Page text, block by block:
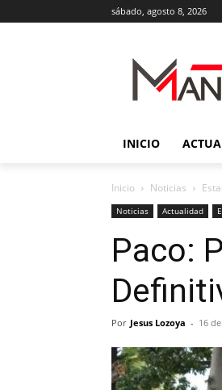
sábado, agosto 8, 2026
INICIO
Inicio Noticias
Noticias Actualidad
Paco:
Por Jesus Lozoya - 16